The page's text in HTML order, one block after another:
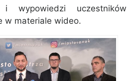
wypowiedzi uczestników
w materiale wideo.